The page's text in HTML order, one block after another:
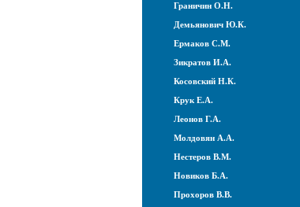
Граничин О.Н.
Демьянович Ю.К.
Ермаков С.М.
Зикратов И.А.
Косовский Н.К.
Крук Е.А.
Леонов Г.А.
Молдовян А.А.
Нестеров В.М.
Новиков Б.А.
Прохоров В.В.